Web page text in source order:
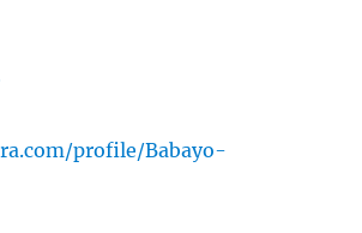
profile/Babayo-